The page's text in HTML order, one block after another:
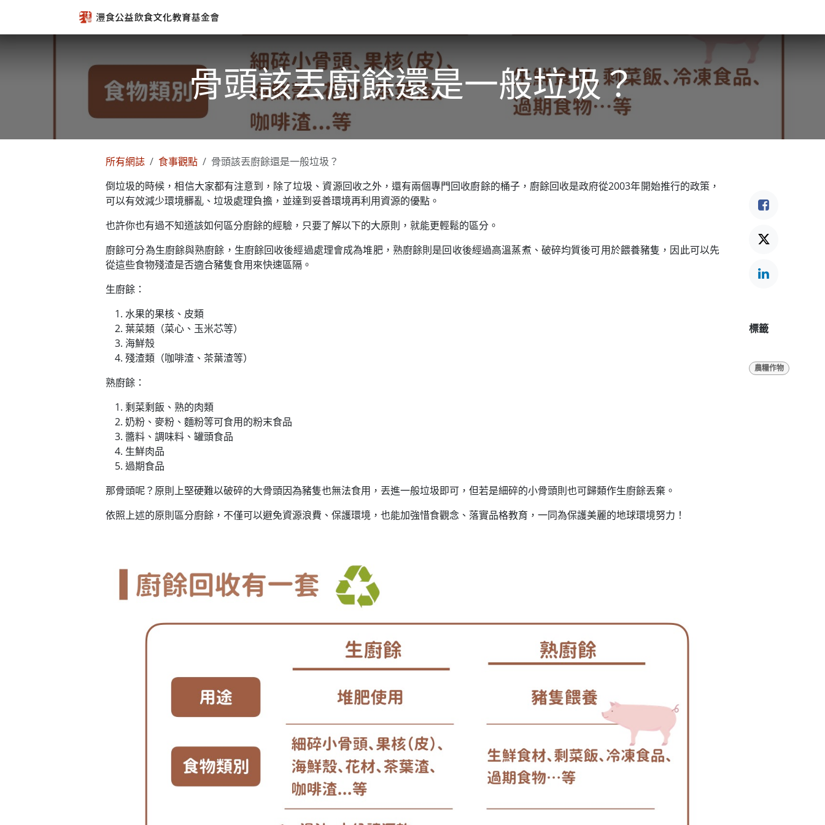
骨頭該丟廚餘還是一般垃圾？
所有網誌 食事觀點
骨頭該丟廚餘還是一般垃圾？
倒垃圾的時候，相信大家都有注意到，除了垃圾、資源回收之外，還有兩個專門回收廚餘的桶子，廚餘回收是政府從2003年開始推行的政策，
可以有效減少環境髒亂、垃圾處理負擔，並達到妥善環境再利用資源的優點。
也許你也有過不知道該如何區分廚餘的經驗，只要了解以下的大原則，就能更輕鬆的區分。
廚餘可分為生廚餘與熟廚餘，生廚餘回收後經過處理會成為堆肥，熟廚餘則是回收後經過高溫蒸煮、破碎均質後可用於餵養豬隻，因此可以先
從這些食物殘渣是否適合豬隻食用來快速區隔。
生廚餘：
水果的果核、皮類
葉菜類（菜心、玉米芯等）
海鮮殼
殘渣類（咖啡渣、茶葉渣等）
熟廚餘：
剩菜剩飯、熟的肉類
奶粉、麥粉、麵粉等可食用的粉末食品
醬料、調味料、罐頭食品
生鮮肉品
過期食品
那骨頭呢？原則上堅硬難以破碎的大骨頭因為豬隻也無法食用，丟進一般垃圾即可，但若是細碎的小骨頭則也可歸類作生廚餘丟棄。
依照上述的原則區分廚餘，不僅可以避免資源浪費、保護環境，也能加強惜食觀念、落實品格教育，一同為保護美麗的地球環境努力！
標籤
農糧作物